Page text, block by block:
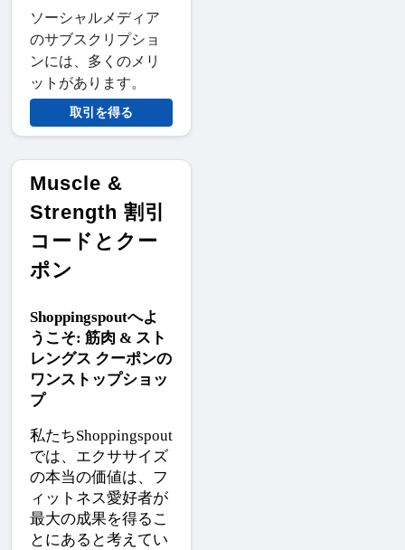
ソーシャルメディア
のサブスクリプショ
ンには、多くのメリ
ットがあります。
取引を得る
Muscle &
Strength 割引
コードとクー
ポン
Shoppingspoutへよ
うこそ: 筋肉 & スト
レングス クーポンの
ワンストップショッ
プ
私たちShoppingspout
では、エクササイズ
の本当の価値は、フ
ィットネス愛好者が
最大の成果を得るこ
とにあると考えてい